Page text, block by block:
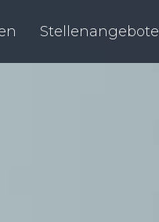
Stel­len­an­ge­bo­te